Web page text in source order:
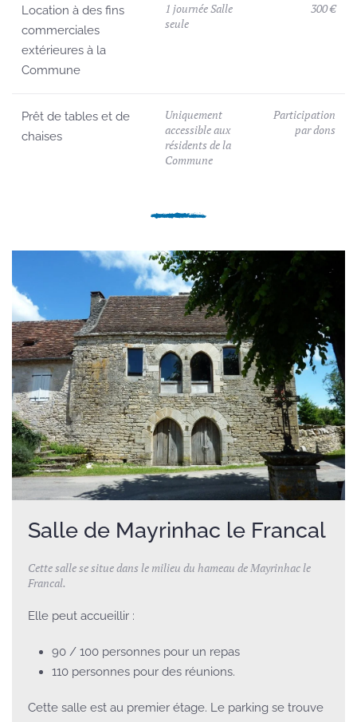
Location à des fins
commerciales
extérieures à la
Commune
1 journée Salle
seule
300 €
Prêt de tables et de
chaises
Uniquement
accessible aux
résidents de la
Commune
Participation
par dons
Salle de Mayrinhac le Francal
Cette salle se situe dans le milieu du hameau de Mayrinhac le
Francal.
Elle peut accueillir :
90 / 100 personnes pour un repas
110 personnes pour des réunions.
Cette salle est au premier étage. Le parking se trouve